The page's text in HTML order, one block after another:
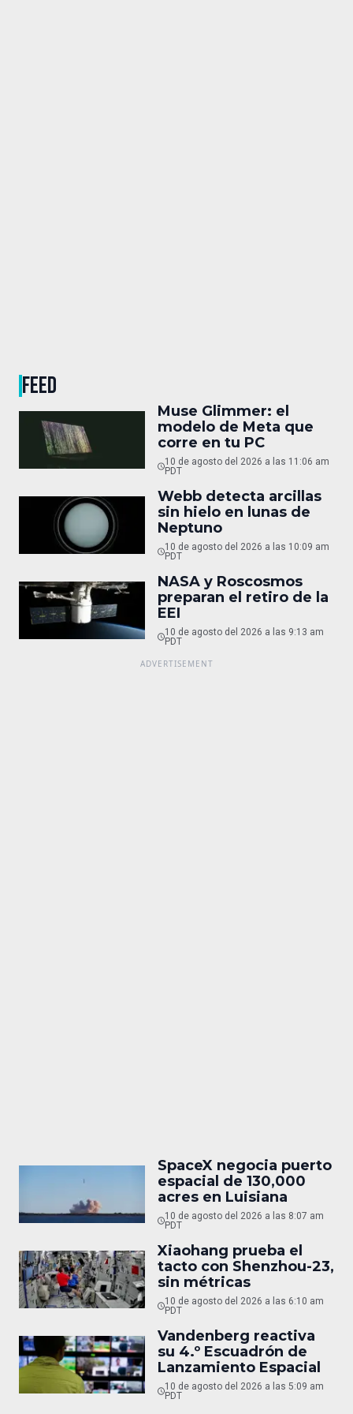
FEED
Muse Glimmer: el
modelo de Meta que
corre en tu PC
10 de agosto del 2026 a las 11:06 am
PDT
Webb detecta arcillas
sin hielo en lunas de
Neptuno
10 de agosto del 2026 a las 10:09 am
PDT
NASA y Roscosmos
preparan el retiro de la
EEI
10 de agosto del 2026 a las 9:13 am
PDT
SpaceX negocia puerto
espacial de 130,000
acres en Luisiana
10 de agosto del 2026 a las 8:07 am
PDT
Xiaohang prueba el
tacto con Shenzhou-23,
sin métricas
10 de agosto del 2026 a las 6:10 am
PDT
Vandenberg reactiva
su 4.º Escuadrón de
Lanzamiento Espacial
10 de agosto del 2026 a las 5:09 am
PDT